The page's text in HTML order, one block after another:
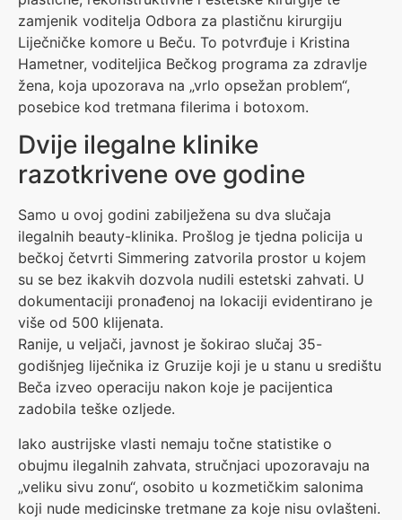
zamjenik voditelja Odbora za plastičnu kirurgiju
Liječničke komore u Beču. To potvrđuje i Kristina
Hametner, voditeljica Bečkog programa za zdravlje
žena, koja upozorava na „vrlo opsežan problem“,
posebice kod tretmana filerima i botoxom.
Dvije ilegalne klinike
razotkrivene ove godine
Samo u ovoj godini zabilježena su dva slučaja
ilegalnih beauty-klinika. Prošlog je tjedna policija u
bečkoj četvrti Simmering zatvorila prostor u kojem
su se bez ikakvih dozvola nudili estetski zahvati. U
dokumentaciji pronađenoj na lokaciji evidentirano je
više od 500 klijenata.
Ranije, u veljači, javnost je šokirao slučaj 35-
godišnjeg liječnika iz Gruzije koji je u stanu u središtu
Beča izveo operaciju nakon koje je pacijentica
zadobila teške ozljede.
Iako austrijske vlasti nemaju točne statistike o
obujmu ilegalnih zahvata, stručnjaci upozoravaju na
„veliku sivu zonu“, osobito u kozmetičkim salonima
koji nude medicinske tretmane za koje nisu ovlašteni.